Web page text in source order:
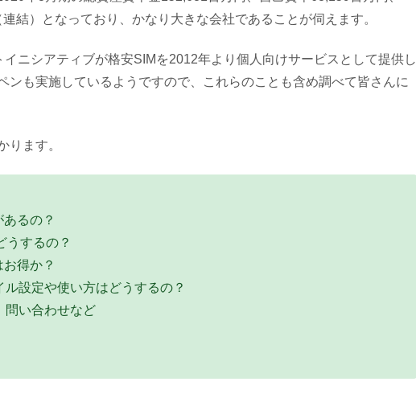
結）となっており、かなり大きな会社であることが伺えます。
イニシアティブが格安SIMを2012年より個人向けサービスとして提供し
ンも実施しているようですので、これらのことも含め調べて皆さんに
ります。
るの？
うするの？
得か？
設定や使い方はどうするの？
問い合わせなど